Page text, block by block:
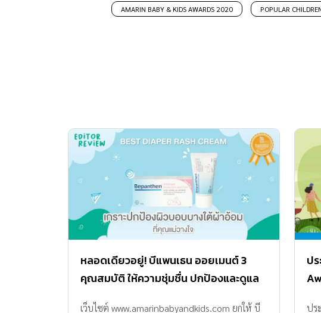
AMARIN BABY & KIDS AWARDS 2020 POPULAR
หลอดเดียวอยู่! บีแพนเธน ออยเมนต์ 3
คุณสมบัติ ให้ความชุ่มชื่น ปกป้องและดูแล
เว็บไซต์ www.amarinbabyandkids.com ยกให้ บี
ป
ปร